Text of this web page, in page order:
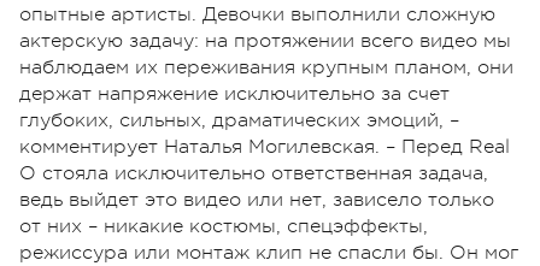
опытные артисты. Девочки выполнили сложную
актерскую задачу: на протяжении всего видео мы
наблюдаем их переживания крупным планом, они
держат напряжение исключительно за счет
глубоких, сильных, драматических эмоций, –
комментирует Наталья Могилевская. – Перед Real
O стояла исключительно ответственная задача,
ведь выйдет это видео или нет, зависело только
от них – никакие костюмы, спецэффекты,
режиссура или монтаж клип не спасли бы. Он мог